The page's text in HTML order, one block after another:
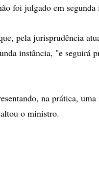
foi julgado em segunda
pela jurisprudência
instância, "e seguirá
na prática,
o ministro.